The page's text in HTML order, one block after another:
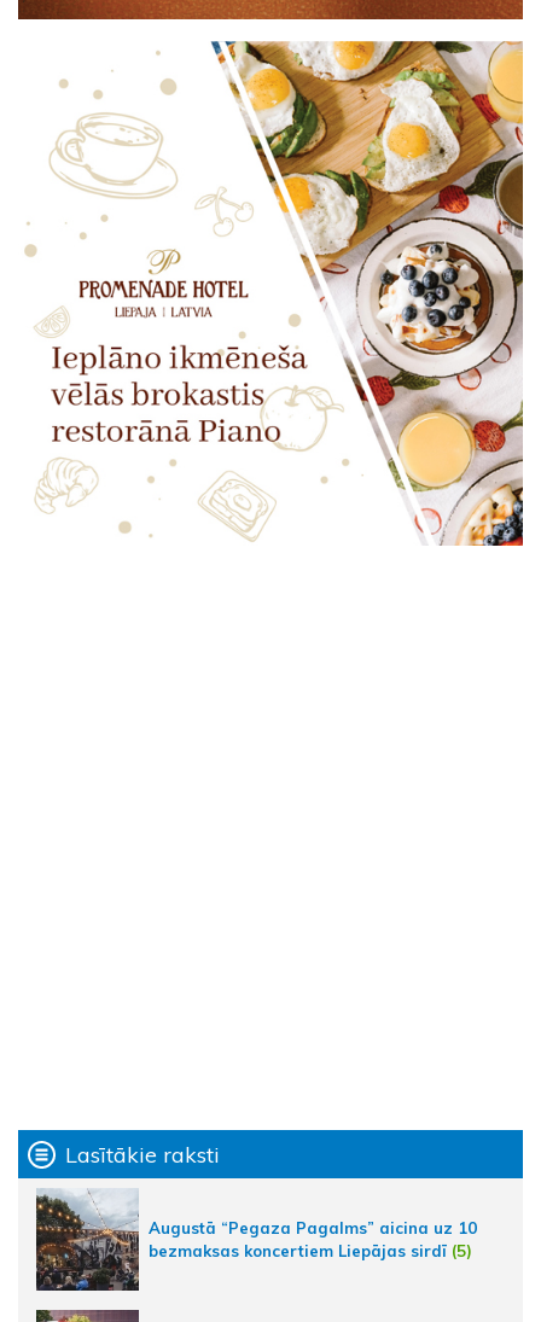
Lasītākie raksti
Augustā “Pegaza Pagalms” aicina uz 10
bezmaksas koncertiem Liepājas sirdī (5)